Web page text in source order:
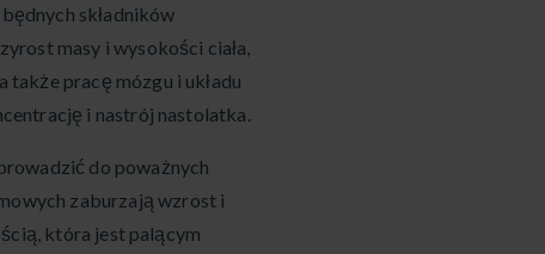
składników
masy i wysokości ciała,
pracę mózgu i układu
i nastrój nastolatka.
do poważnych
zaburzają wzrost i
która jest palącym